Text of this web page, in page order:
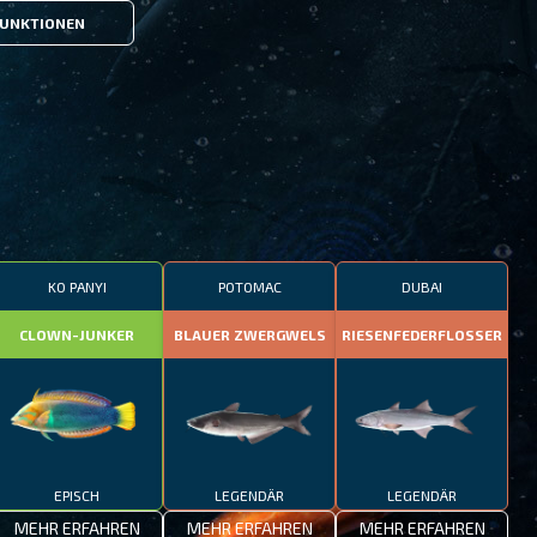
KO PANYI
CLOWN-JUNKER
EPISCH
MEHR ERFAHREN
POTOMAC
BLAUER ZWERGWELS
LEGENDÄR
MEHR ERFAHREN
DUBAI
RIESENFEDERFLOSSER
LEGENDÄR
MEHR ERFAHREN